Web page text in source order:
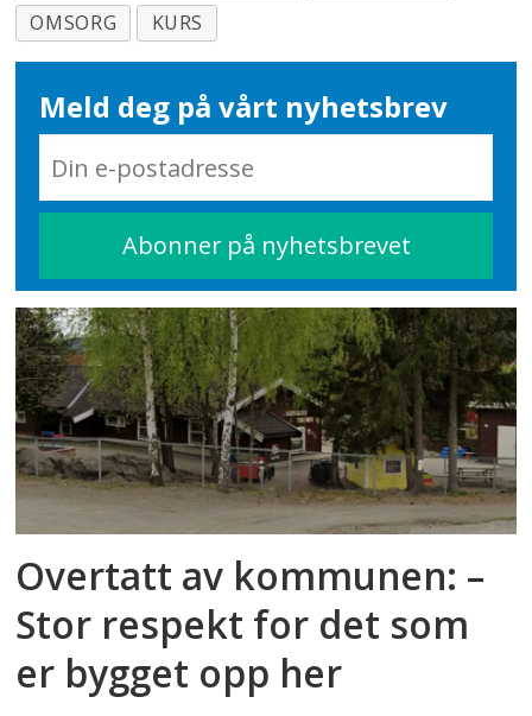
OMSORG
KURS
Meld deg på vårt nyhetsbrev
Overtatt av kommunen: –
Stor respekt for det som
er bygget opp her